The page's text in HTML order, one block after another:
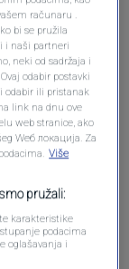
računaru .
bi se pružila
i naši partneri
neki od sadržaja i
odabir postavki
odabir ili pristanak
link na dnu ove
web stranice, ako
Wеб локација. Za
Više
pružali:
karakteristike
podacima
oglašavanja i